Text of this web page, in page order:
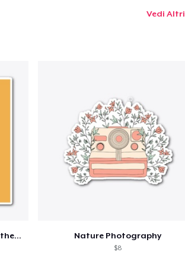
Vedi Altri
Photograph Color Scheme Aesthetic Nature Photography
$8